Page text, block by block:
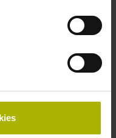
期減少 28%。
。我們正在努
品質要求。
恩羅伊特的